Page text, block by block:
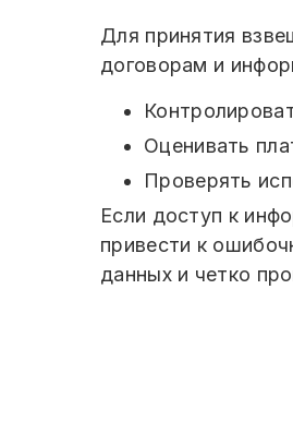
Для принятия
договорам и
Оценивать
Проверять
Если доступ к
привести к
данных и четко